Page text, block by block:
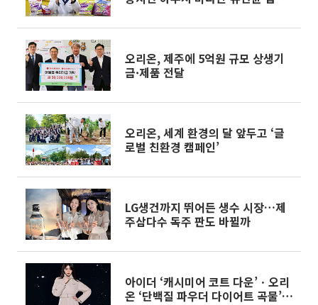
오리온, 제주에 5억원 규모 상생기
금·제품 전달
오리온, 세계 환경의 달 앞두고 ‘글
로벌 친환경 캠페인’
LG생건까지 뛰어든 생수 시장…제
주삼다수 독주 판도 바뀔까
아이더 ‘캐시미어 코트 다운’ㆍ오리
온 ‘단백질 파우더 다이어트 곡물’